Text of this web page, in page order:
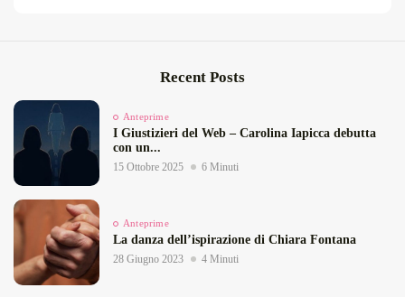
Recent Posts
Anteprime
I Giustizieri del Web – Carolina Iapicca debutta
con un...
15 Ottobre 2025 6 Minuti
Anteprime
La danza dell’ispirazione di Chiara Fontana
28 Giugno 2023 4 Minuti